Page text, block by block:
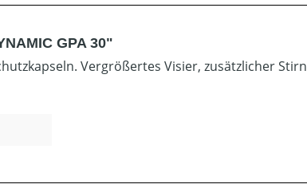
GPA 30"
Vergrößertes Visier, zusätzlicher